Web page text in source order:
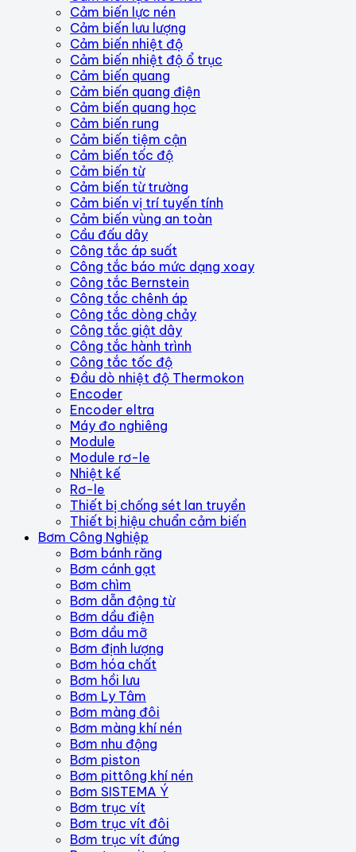
Cảm biến lực nén
Cảm biến lưu lượng
Cảm biến nhiệt độ
Cảm biến nhiệt độ ổ trục
Cảm biến quang
Cảm biến quang điện
Cảm biến quang học
Cảm biến rung
Cảm biến tiệm cận
Cảm biến tốc độ
Cảm biến từ
Cảm biến từ trường
Cảm biến vị trí tuyến tính
Cảm biến vùng an toàn
Cầu đấu dây
Công tắc áp suất
Công tắc báo mức dạng xoay
Công tắc Bernstein
Công tắc chênh áp
Công tắc dòng chảy
Công tắc giật dây
Công tắc hành trình
Công tắc tốc độ
Đầu dò nhiệt độ Thermokon
Encoder
Encoder eltra
Máy đo nghiêng
Module
Module rơ-le
Nhiệt kế
Rơ-le
Thiết bị chống sét lan truyền
Thiết bị hiệu chuẩn cảm biến
Bơm Công Nghiệp
Bơm bánh răng
Bơm cánh gạt
Bơm chìm
Bơm dẫn động từ
Bơm dầu điện
Bơm dầu mỡ
Bơm định lượng
Bơm hóa chất
Bơm hồi lưu
Bơm Ly Tâm
Bơm màng đôi
Bơm màng khí nén
Bơm nhu động
Bơm piston
Bơm pittông khí nén
Bơm SISTEMA Ý
Bơm trục vít
Bơm trục vít đôi
Bơm trục vít đứng